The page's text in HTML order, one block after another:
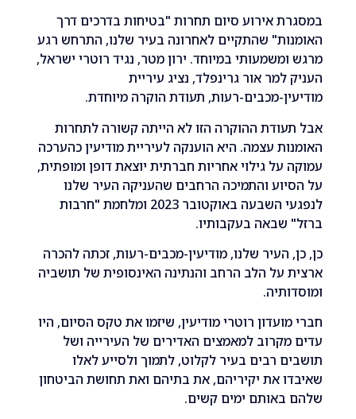
אירוע סיום תחרות "בטיחות בדרכים דרך
שהתקיים לאחרונה בעיר שלנו, התרחש רגע
במיוחד. ירון מטר, נגיד רוטרי ישראל,
אור גרינפלד, נציג עיריית
מכבים-רעות, תעודת הוקרה מיוחדת.
ההוקרה הזו לא הייתה קשורה לתחרות
עצמה. היא הוענקה לעיריית מודיעין כהערכה
גילוי אחריות חברתית יוצאת דופן ומופתית,
והתמיכה הרחבים שהעניקה העיר שלנו
לנפגעי השבעה באוקטובר 2023 ומלחמת "חרבות
שבאה בעקבותיו.
העיר שלנו, מודיעין-מכבים-רעות, זכתה להכרה
על הלב הרחב והנתינה האינסופית של תושביה
רוטרי מודיעין, שיזמו את טקס הסיום, היו
למאמצים האדירים של העירייה ושל
רבים בעיר לקלוט, לתמוך ולסייע לאלו
את יקיריהם, את בתיהם ואת תחושת הביטחון
ימים קשים.